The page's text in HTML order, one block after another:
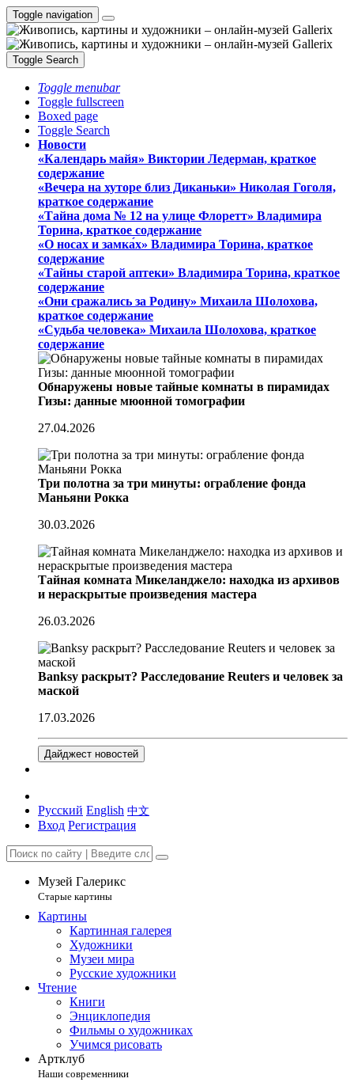
Toggle navigation
Toggle Search
Toggle menubar
Toggle fullscreen
Boxed page
Toggle Search
Новости
«Календарь майя» Виктории Ледерман, краткое
содержание
«Вечера на хуторе близ Диканьки» Николая Гоголя,
краткое содержание
«Тайна дома № 12 на улице Флоретт» Владимира
Торина, краткое содержание
«О носах и замка́х» Владимира Торина, краткое
содержание
«Тайны старой аптеки» Владимира Торина, краткое
содержание
«Они сражались за Родину» Михаила Шолохова,
краткое содержание
«Судьба человека» Михаила Шолохова, краткое
содержание
Обнаружены новые тайные комнаты в пирамидах
Гизы: данные мюонной томографии
27.04.2026
Три полотна за три минуты: ограбление фонда
Маньяни Рокка
30.03.2026
Тайная комната Микеланджело: находка из архивов
и нераскрытые произведения мастера
26.03.2026
Banksy раскрыт? Расследование Reuters и человек за
маской
17.03.2026
Дайджест новостей
Русский English 中文
Вход Регистрация
Музей Галерикс
Старые картины
Картины
Картинная галерея
Художники
Музеи мира
Русские художники
Чтение
Книги
Энциклопедия
Фильмы о художниках
Учимся рисовать
Артклуб
Наши современники